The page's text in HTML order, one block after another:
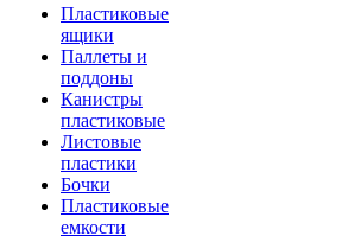
Пластиковые
ящики
Паллеты и
поддоны
Канистры
пластиковые
Листовые
пластики
Бочки
Пластиковые
емкости